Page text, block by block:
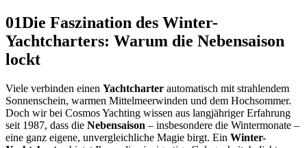
01Die Faszination des Winter-
Yachtcharters: Warum die Nebensaison
lockt
Viele verbinden einen Yachtcharter automatisch mit strahlendem
Sonnenschein, warmen Mittelmeerwinden und dem Hochsommer.
Doch wir bei Cosmos Yachting wissen aus langjähriger Erfahrung
seit 1987, dass die Nebensaison – insbesondere die Wintermonate –
eine ganz eigene, unvergleichliche Magie birgt. Ein Winter-